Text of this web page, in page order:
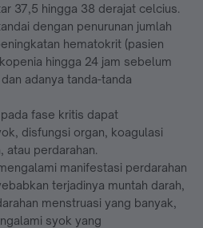
37,5 hingga 38 derajat celcius.
dengan penurunan jumlah
hematokrit (pasien
hingga 24 jam sebelum
adanya tanda-tanda
fase kritis dapat
disfungsi organ, koagulasi
atau perdarahan.
manifestasi perdarahan
terjadinya muntah darah,
menstruasi yang banyak,
syok yang